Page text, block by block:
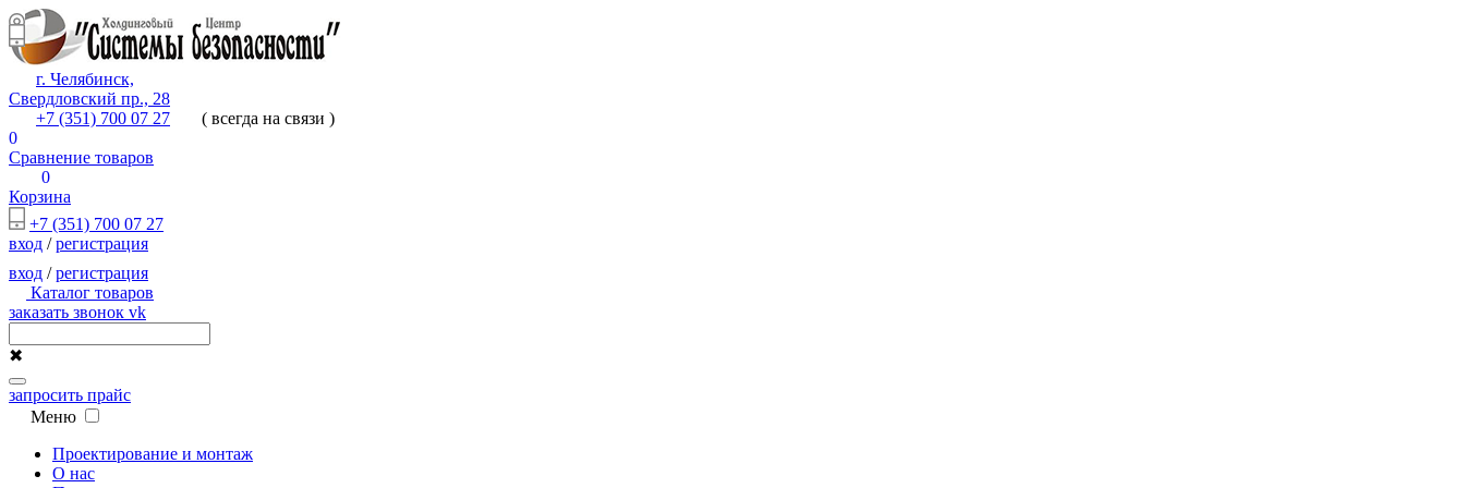
г. Челябинск,
Свердловский пр., 28
+7 (351) 700 07 27
( всегда на связи )
0
Сравнение товаров
0
Корзина
+7 (351) 700 07 27
вход /регистрация
вход /регистрация
Каталог товаров
заказать звонок vk
✖
запросить прайс
Меню
Проектирование и монтаж
О нас